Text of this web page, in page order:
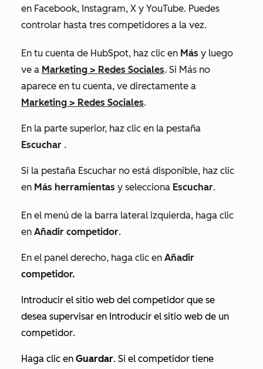
en Facebook, Instagram, X y YouTube. Puedes
controlar hasta tres competidores a la vez.
En tu cuenta de HubSpot, haz clic en Más y luego
ve a Marketing > Redes Sociales. Si Más no
aparece en tu cuenta, ve directamente a
Marketing > Redes Sociales.
En la parte superior, haz clic en la pestaña
Escuchar .
Si la pestaña Escuchar no está disponible, haz clic
en Más herramientas y selecciona Escuchar.
En el menú de la barra lateral izquierda, haga clic
en Añadir competidor.
En el panel derecho, haga clic en Añadir
competidor.
Introducir el sitio web del competidor que se
desea supervisar en Introducir el sitio web de un
competidor.
Haga clic en Guardar. Si el competidor tiene